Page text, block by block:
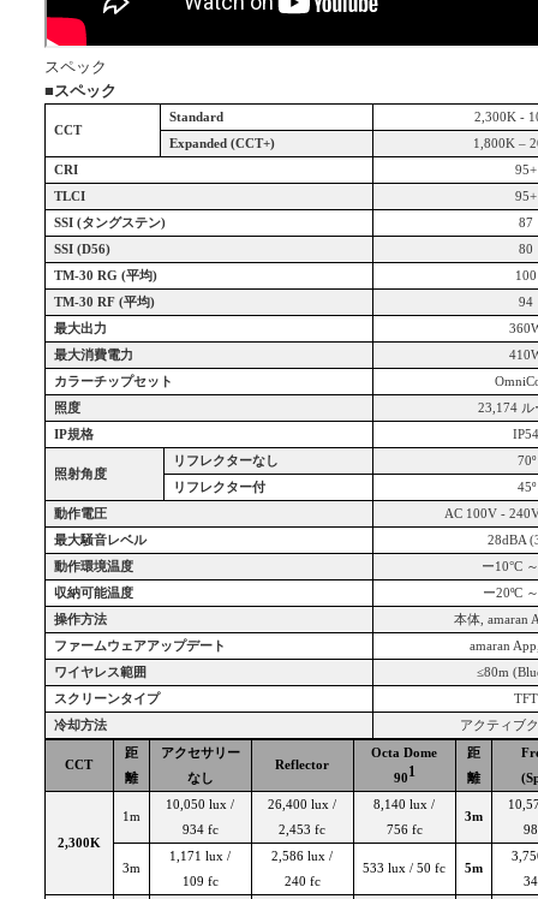
スペック
■ スペック
CCT
Standard
2,300K -
Expanded (CCT+)
1,800K–
CRI
95+
TLCI
95+
SSI (タングステン)
87
SSI (D56)
80
TM-30 RG (平均)
100
TM-30 RF (平均)
94
最大出力
最大消費電力
カラーチップセット
照度
23,174 ル
IP規格
照射角度
リフレクターなし 70º
リフレクター付
45º
動作電圧
AC 100V -
最大騒音レベル
28dBA
動作環境温度
ー10°C
収納可能温度
ー20ºC
操作方法
本体, amaran
ファームウェアアップデート
amaran
ワイヤレス範囲
≤80m
スクリーンタイプ
TFT
冷却方法
アクティブ
CCT
距
離
アクセサリー
なし
Reflector
Octa Dome
901
距
離
2,300K
1m
10,050 lux /
934 fc
26,400 lux /
2,453 fc
8,140 lux /
756 fc
3m
3m
1,171 lux /
109 fc
2,586 lux /
240 fc
533 lux / 50 fc 5m